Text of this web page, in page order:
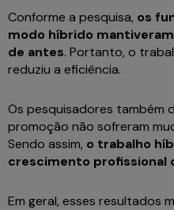
Conforme a pesquisa, os
modo híbrido
de antes. Portanto, o
reduziu a eficiência.
Os pesquisadores também
promoção não sofreram
Sendo assim, o trabalho
crescimento profissional
Em geral, esses resultados